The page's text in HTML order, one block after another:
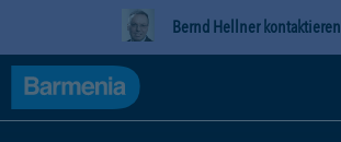
Bernd Hellner kontaktieren